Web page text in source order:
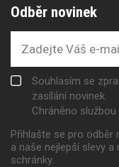
Odběr novinek
Souhlasím se
zasílání novinek
Chráněno
Přihlašte se pro odběr
a naše nejlepší slevy
schránky.